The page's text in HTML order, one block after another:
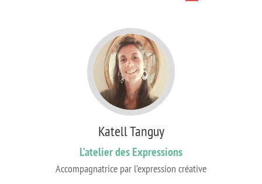
Katell Tanguy
L’atelier des Expressions
Accompagnatrice par l’expression créative